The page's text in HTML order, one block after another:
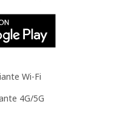
Wi-Fi
4G/5G